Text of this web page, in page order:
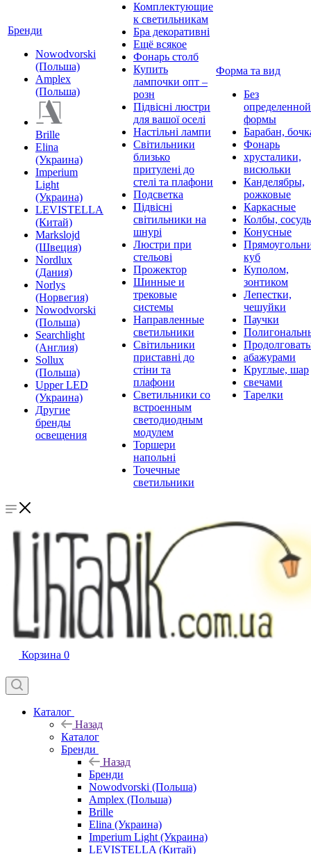
Бренди
Nowodvorski
(Польша)
Amplex
(Польша)
Brille
Elina
(Украина)
Imperium
Light
(Украина)
LEVISTELLA
(Китай)
Markslojd
(Швеция)
Nordlux
(Дания)
Norlys
(Норвегия)
Nowodvorski
(Польша)
Searchlight
(Англия)
Sollux
(Польша)
Upper LED
(Украина)
Другие
бренды
освещения
Комплектующие
к светильникам
Бра декоративні
Ещё всякое
Фонарь столб
Купить
лампочки опт –
розн
Підвісні люстри
для вашої оселі
Настільні лампи
Світильники
близько
притулені до
стелі та плафони
Подсветка
Підвісні
світильники на
шнурі
Люстри при
стельові
Прожектор
Шинные и
трековые
системы
Направленные
светильники
Світильники
приставні до
стіни та
плафони
Светильники со
встроенным
светодиодным
модулем
Торшери
напольні
Точечные
светильники
Форма та вид
Без
определенной
формы
Барабан,
Фонарь
хрусталики,
висюльки
Канделябры,
рожковые
Каркасные
Колбы,
Конусные
куб
Куполом,
зонтиком
Лепестки,
чешуйки
Паучки
абажурами
Круглые, шар
свечами
Тарелки
Корзина 0
Каталог
Назад
Каталог
Бренди
Назад
Бренди
Nowodvorski (Польша)
Amplex (Польша)
Brille
Elina (Украина)
Imperium Light (Украина)
LEVISTELLA (Китай)